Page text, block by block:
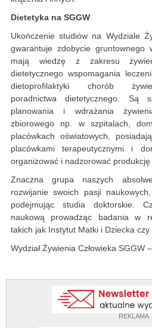
REKLAMA
Dietetyka na SGGW
Ukończenie studiów na Wydziale
gwarantuje zdobycie gruntownego
mają wiedzę z zakresu
dietetycznego wspomagania
dietoprofilaktyki chorób
poradnictwa dietetycznego. Są
planowania i wdrażania
zbiorowego np. w szpitalach,
placówkach oświatowych,
placówkami terapeutycznymi i
organizować i nadzorować
Znaczna grupa naszych
rozwijanie swoich pasji
podejmując studia doktorskie.
naukową prowadząc badania w
takich jak Instytut Matki i Dziecka
Wydział Żywienia Człowieka SGGW –